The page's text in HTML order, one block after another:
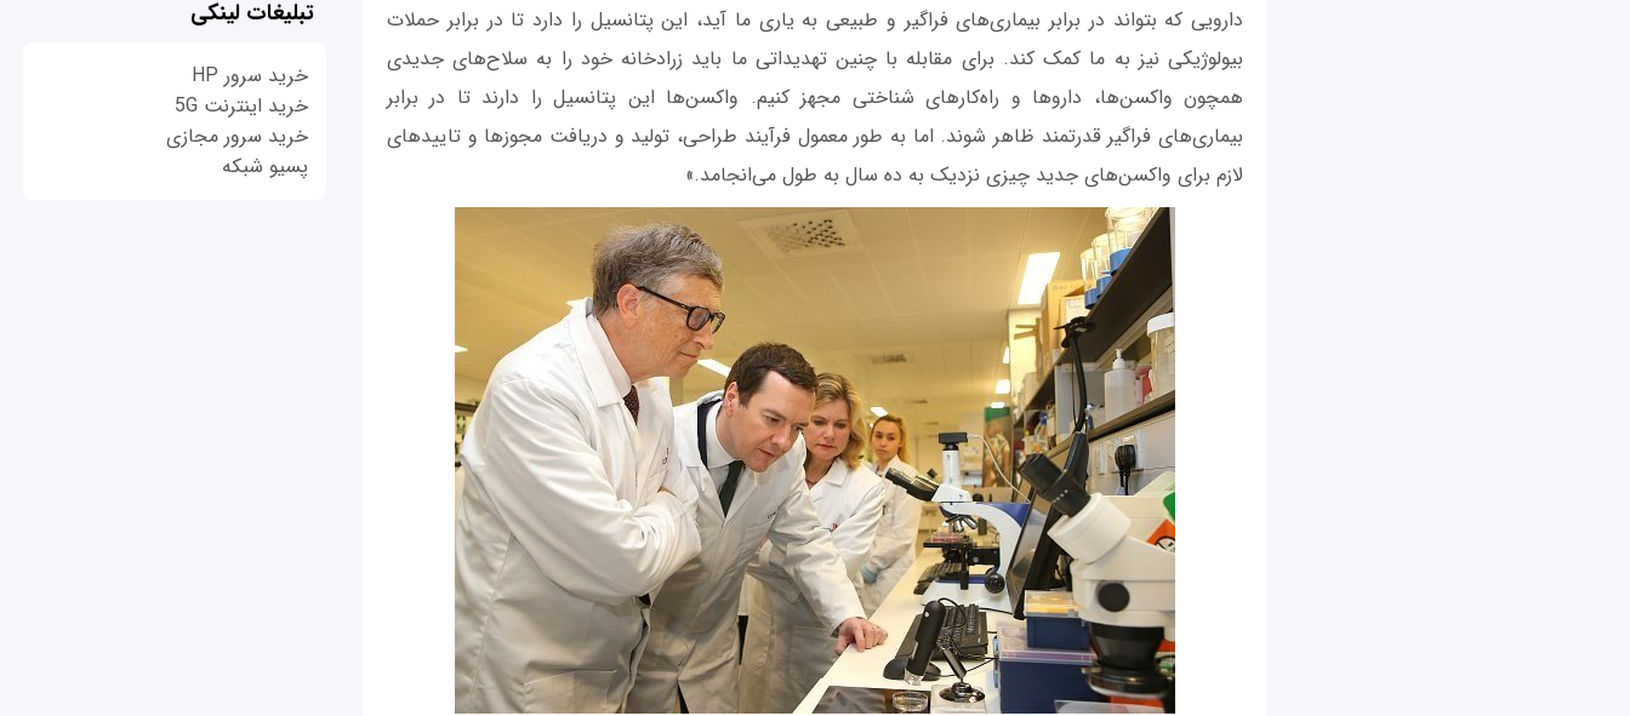
دارویی که بتواند در برابر بیماری‌های فراگیر و طبیعی به یاری ما آید، این پتانسیل را دارد تا در برابر حملات
بیولوژیکی نیز به ما کمک کند. برای مقابله با چنین تهدیداتی ما باید زرادخانه خود را به سلاح‌های جدیدی
همچون واکسن‌ها، دارو‌ها و راه‌کارهای شناختی مجهز کنیم. واکسن‌ها این پتانسیل را دارند تا در برابر
بیماری‌های فراگیر قدرتمند ظاهر شوند. اما به طور معمول فرآیند طراحی، تولید و دریافت مجوزها و تاییدهای
لازم برای واکسن‌های جدید چیزی نزدیک به ده سال به طول می‌انجامد.»
تبلیغات لینکی
خرید سرور HP
خرید اینترنت 5G
خرید سرور مجازی
پسیو شبکه